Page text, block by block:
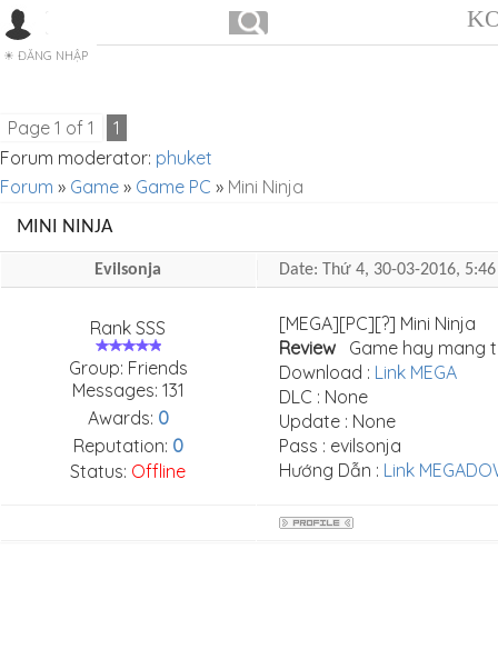
ĐĂNG NHẬP
Page 1 of 1
1
Forum moderator: phuket
Forum » Game » Game PC » Mini Ninja
MINI NINJA
Evilsonja Date: Thứ 4, 30-03-2016,
Rank SSS
Group: Friends
Messages: 131
Awards: 0
Reputation: 0
Status: Offline
[MEGA][PC][?] Mini Ninja
Review Game hay mang
Download : Link MEGA
DLC : None
Update : None
Pass : evilsonja
Hướng Dẫn : Link